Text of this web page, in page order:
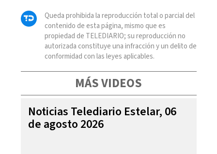
Queda prohibida la reproducción total o parcial del
contenido de esta página, mismo que es
propiedad de TELEDIARIO; su reproducción no
autorizada constituye una infracción y un delito de
conformidad con las leyes aplicables.
MÁS VIDEOS
Noticias Telediario Estelar, 06
de agosto 2026